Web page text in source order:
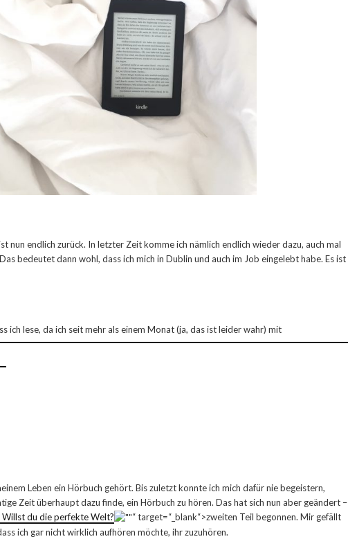
nun endlich zurück. In letzter Zeit komme ich nämlich endlich wieder dazu, auch mal
bedeutet dann wohl, dass ich mich in Dublin und auch im Job eingelebt habe. Es ist
ich lese, da ich seit mehr als einem Monat (ja, das ist leider wahr) mit
Leben ein Hörbuch gehört. Bis zuletzt konnte ich mich dafür nie begeistern,
Zeit überhaupt dazu finde, ein Hörbuch zu hören. Das hat sich nun aber geändert –
Willst du die perfekte Welt?
“ target=“_blank“>zweiten Teil begonnen. Mir gefällt
ich gar nicht wirklich aufhören möchte, ihr zuzuhören.